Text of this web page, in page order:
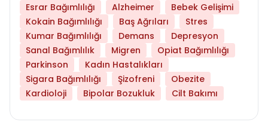
Esrar Bağımlılığı
Alzheimer
Bebek Gelişimi
Kokain Bağımlılığı
Baş Ağrıları
Stres
Kumar Bağımlılığı
Demans
Depresyon
Sanal Bağımlılık
Migren
Opiat Bağımlılığı
Parkinson
Kadın Hastalıkları
Sigara Bağımlılığı
Şizofreni
Obezite
Kardioloji
Bipolar Bozukluk Cilt Bakımı